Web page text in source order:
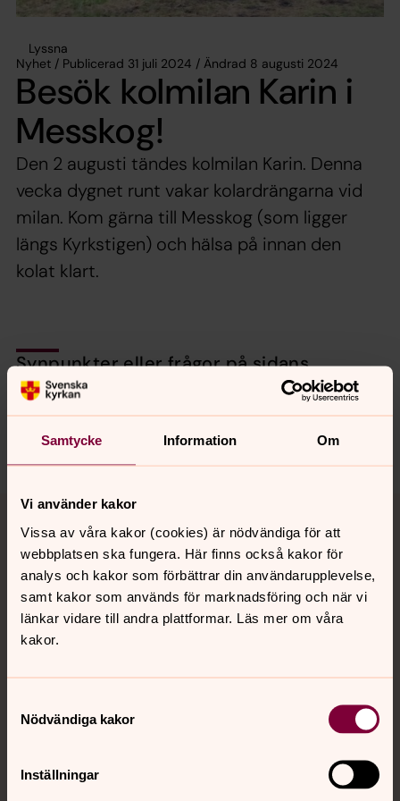
Samtycke Information Om
Vi använder kakor
Vissa av våra kakor (cookies) är nödvändiga för att
webbplatsen ska fungera. Här finns också kakor för
analys och kakor som förbättrar din användarupplevelse,
samt kakor som används för marknadsföring och när vi
länkar vidare till andra plattformar. Läs mer om våra
kakor.
Nödvändiga kakor
Inställningar
Lyssna
Nyhet / Publicerad 31 juli 2024 / Ändrad 8 augusti 2024
Besök kolmilan Karin i
Messkog!
Den 2 augusti tändes kolmilan Karin. Denna
vecka dygnet runt vakar kolardrängarna vid
milan. Kom gärna till Messkog (som ligger
längs Kyrkstigen) och hälsa på innan den
kolat klart.
Synpunkter eller frågor på sidans
innehåll?
nora.tarnsjo.forsamling@svenskakyrkan.se
Dela
Tillbaka till toppen
Tillbaka till innehållet
Kontakt
Hitta snabbt